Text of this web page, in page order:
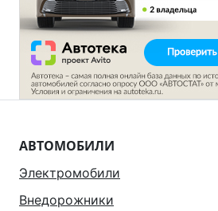
АВТОМОБИЛИ
Электромобили
Внедорожники